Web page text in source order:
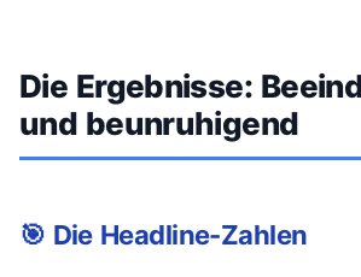
Die Ergebnisse:
und beunruhigend
🎯 Die Headline-Zahlen